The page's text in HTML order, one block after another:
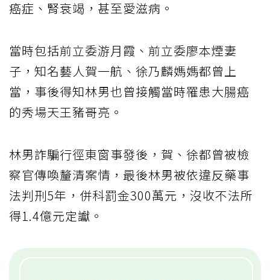
癌症、腎衰竭，甚至愛滋病。
當時包括前立委游月霞、前立委廖本煙妻
子，知名藝人賀一航、徐乃麟媽媽都曾上
當，事後得知林男也曾接觸當時罹患大腸癌
的秀場天王豬哥亮。
林男詐騙行徑東窗事發後，賀、徐都曾被檢
察官傳喚釐清案情，最後林男被依違反藥事
法判刑5年，併科罰金300萬元，沒收不法所
得1.4億元定讞。